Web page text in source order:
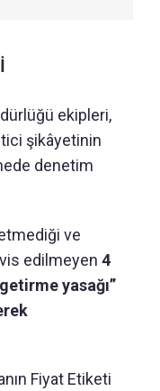
ekipleri,
şikâyetinin
denetim
ve
edilmeyen 4
yasağı”
Fiyat Etiketi